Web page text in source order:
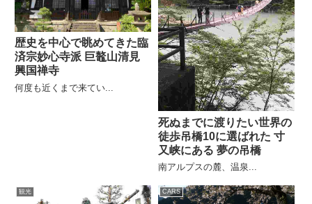
歴史を中心で眺めてきた臨
済宗妙心寺派 巨鼇山清見
興国禅寺
何度も近くまで来てい...
死ぬまでに渡りたい世界の
徒歩吊橋10に選ばれた 寸
又峡にある 夢の吊橋
南アルプスの麓、温泉...
観光 CARS